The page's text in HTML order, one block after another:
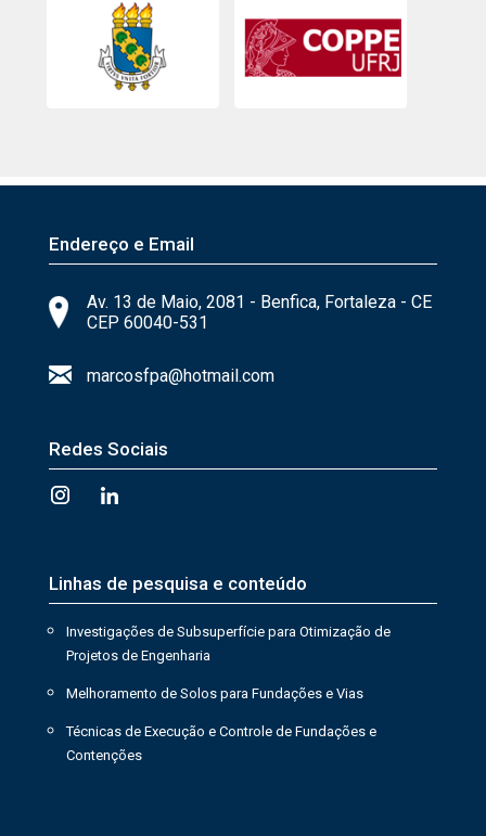
Endereço e Email
Av. 13 de Maio, 2081 - Benfica, Fortaleza - CE
CEP 60040-531
marcosfpa@hotmail.com
Redes Sociais
Linhas de pesquisa e conteúdo
Investigações de Subsuperfície para Otimização de
Projetos de Engenharia
Melhoramento de Solos para Fundações e Vias
Técnicas de Execução e Controle de Fundações e
Contenções